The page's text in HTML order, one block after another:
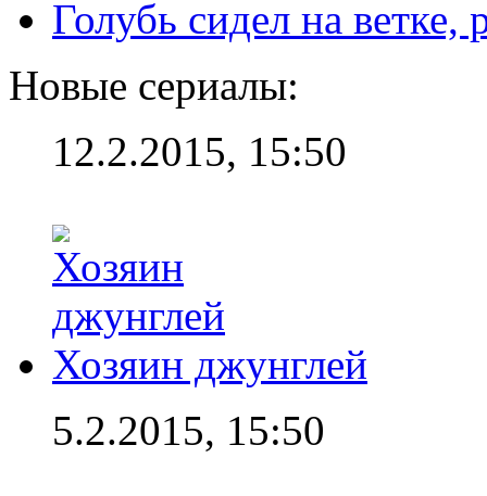
Голубь сидел на
Новые сериалы:
12.2.2015, 15:50
Хозяин джунглей
5.2.2015, 15:50